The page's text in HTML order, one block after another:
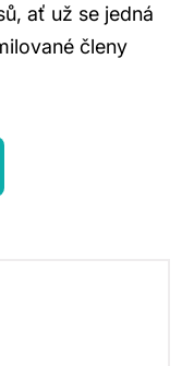
ať už se jedná
členy